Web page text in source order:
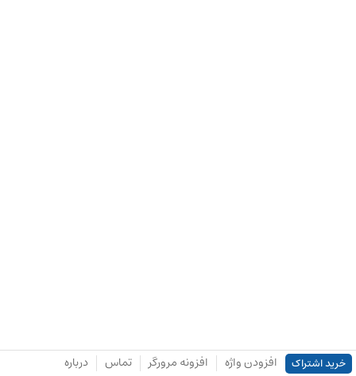
خرید اشتراک افزودن واژه افزونه مرورگر تماس درباره